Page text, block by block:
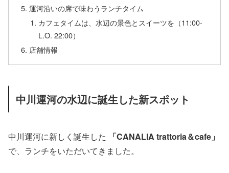
運河沿いの席で味わうランチタイム
カフェタイムは、水辺の景色とスイーツを（11:00-
L.O. 22:00）
店舗情報
中川運河の水辺に誕生した新スポット
中川運河に新しく誕生した 「CANALIA trattoria＆cafe」
で、ランチをいただいてきました。